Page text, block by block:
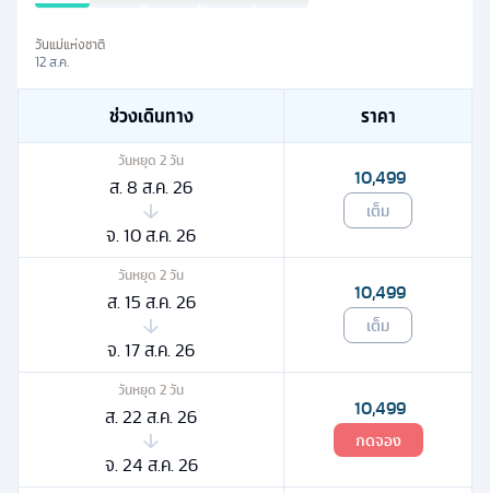
วันแม่แห่งชาติ
12 ส.ค.
ช่วงเดินทาง ราคา
วันหยุด 2วัน
ส. 8 ส.ค. 26
จ. 10 ส.ค. 26
10,499
เต็ม
วันหยุด 2วัน
ส. 15 ส.ค. 26
จ. 17 ส.ค. 26
10,499
เต็ม
วันหยุด 2วัน
ส. 22 ส.ค. 26
จ. 24 ส.ค. 26
10,499
กดจอง